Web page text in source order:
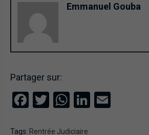
Emmanuel Gouba
Partager sur:
Facebook
Twitter
WhatsApp
LinkedIn
Tags: Rentrée Judiciaire